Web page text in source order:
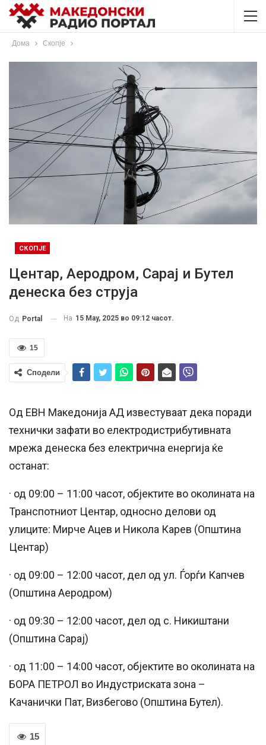
Дома Скопје
СКОПЈЕ
Центар, Аеродром, Сарај и Бутел
денеска без струја
Од Portal На 15 May, 2025 во 09:12 часот.
15
Сподели
Од ЕВН Македонија АД известуваат дека поради
технички зафати во електродистрибутивната
мрежа денеска без електрична енергија ќе
останат:
· од 09:00 – 11:00 часот, објектите во околината на
Транспотниот Центар, односно делови од
улиците: Мирче Ацев и Никола Карев (Општина
Центар)
· од 09:00 – 12:00 часот, дел од ул. Ѓорѓи Капчев
(Општина Аеродром)
· од 09:30 – 12:00 часот, дел од с. Никиштани
(Општина Сарај)
· од 11:00 – 14:00 часот, објектите во околината на
БОРА ПЕТРОЛ во Индустриската зона –
Качанички Пат, Визбегово (Општина Бутел).
15